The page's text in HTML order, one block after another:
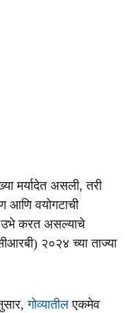
मर्यादेत असली, तरी
आणि वयोगटाची
उभे करत असल्याचे
२०२४ च्या ताज्या
गोव्यातीलएकमेव